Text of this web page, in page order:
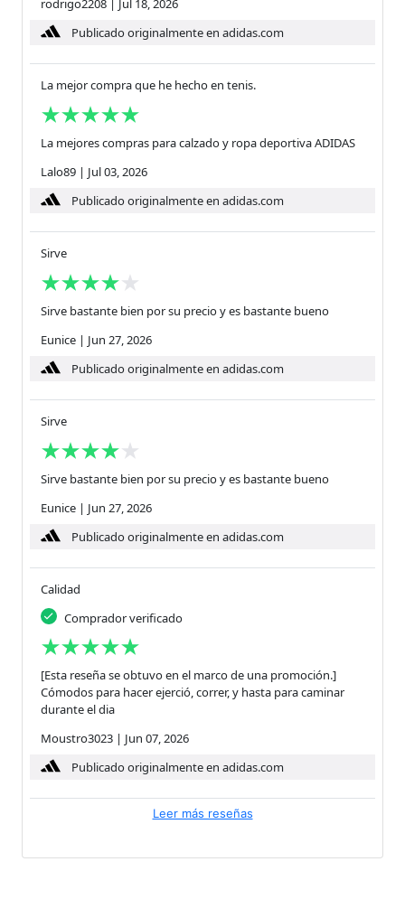
rodrigo2208
Jul 18, 2026
Publicado originalmente en adidas.com
La mejor compra que he hecho en tenis.
La mejores compras para calzado y ropa deportiva ADIDAS
Lalo89 | Jul 03, 2026
Publicado originalmente en adidas.com
Sirve
Sirve bastante bien por su precio y es bastante bueno
Eunice | Jun 27, 2026
Publicado originalmente en adidas.com
Sirve
Sirve bastante bien por su precio y es bastante bueno
Eunice | Jun 27, 2026
Publicado originalmente en adidas.com
Calidad
Comprador verificado
[Esta reseña se obtuvo en el marco de una promoción.]
Cómodos para hacer ejerció, correr, y hasta para caminar
durante el dia
Moustro3023 | Jun 07, 2026
Publicado originalmente en adidas.com
Leer más reseñas